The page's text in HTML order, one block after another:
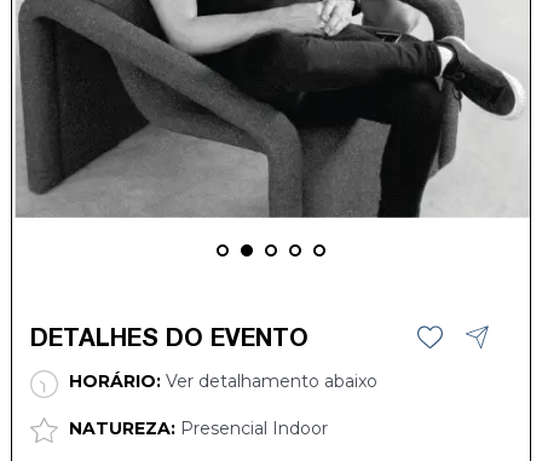
DETALHES DO EVENTO
HORÁRIO:Ver detalhamento abaixo
NATUREZA:Presencial Indoor